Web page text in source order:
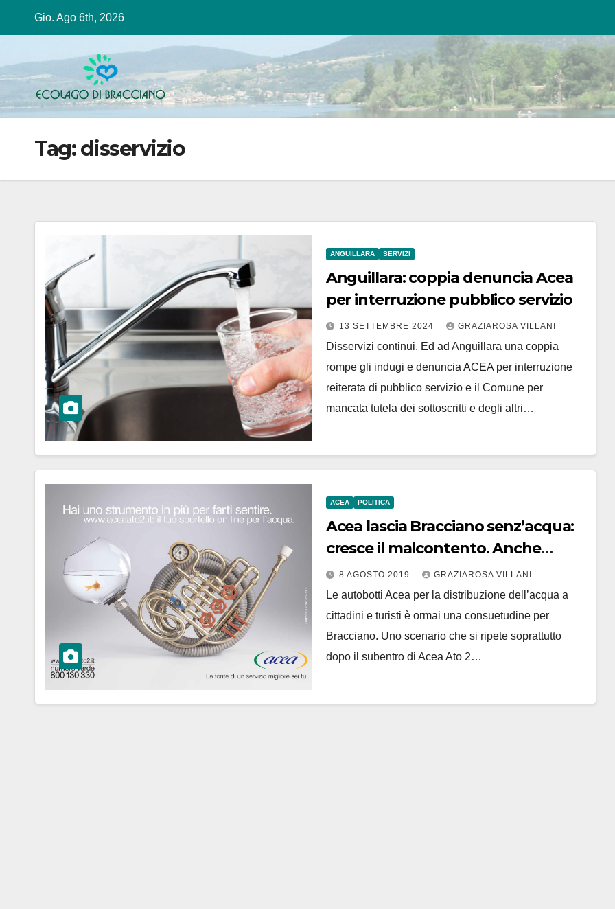
Gio. Ago 6th, 2026
Tag:disservizio
ANGUILLARA SERVIZI
Anguillara: coppia denuncia Acea
per interruzione pubblico servizio
13 SETTEMBRE 2024 GRAZIAROSA VILLANI
Disservizi continui. Ed ad Anguillara una coppia
rompe gli indugi e denuncia ACEA per interruzione
reiterata di pubblico servizio e il Comune per
mancata tutela dei sottoscritti e degli altri…
ACEA POLITICA
Acea lascia Bracciano senz’acqua:
cresce il malcontento. Anche
sindaco nel mirino
8 AGOSTO 2019 GRAZIAROSA VILLANI
Le autobotti Acea per la distribuzione dell’acqua a
cittadini e turisti è ormai una consuetudine per
Bracciano. Uno scenario che si ripete soprattutto
dopo il subentro di Acea Ato 2…